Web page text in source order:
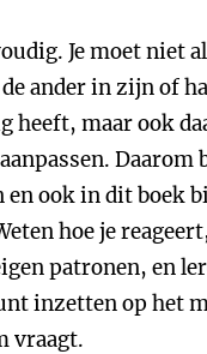
Je moet niet
ander in zijn of
heeft, maar ook
Daarom
ook in dit boek
hoe je
patronen, en
inzetten op het
vraagt.